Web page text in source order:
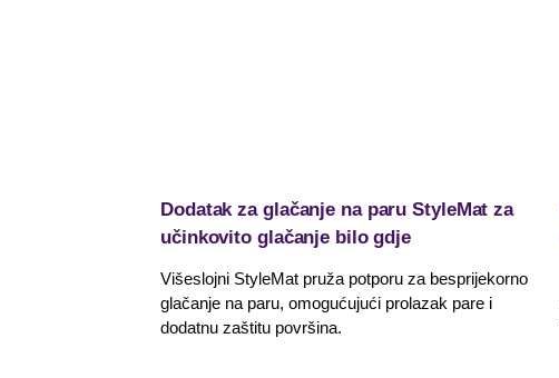
Dodatak za glačanje na paru StyleMat za
učinkovito glačanje bilo gdje
Višeslojni StyleMat pruža potporu za besprijekorno
glačanje na paru, omogućujući prolazak pare i
dodatnu zaštitu površina.